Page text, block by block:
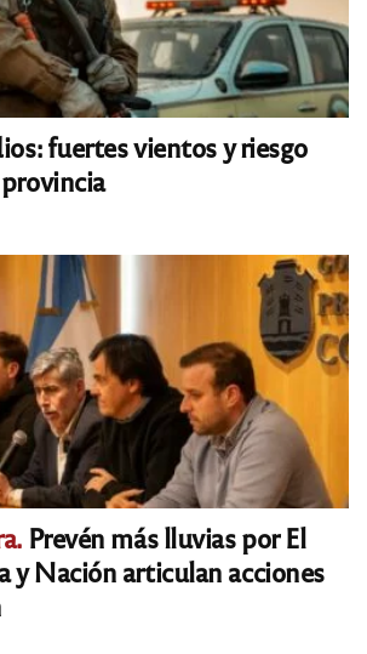
fuertes vientos y riesgo
Prevén más lluvias por El
y Nación articulan acciones